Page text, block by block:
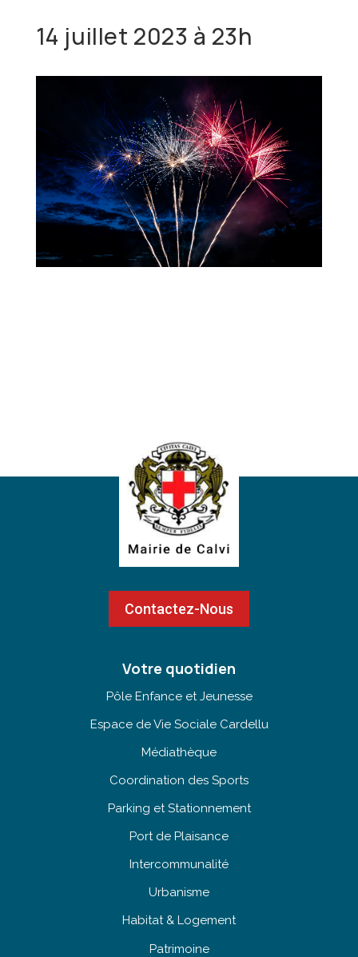
14 juillet 2023 à 23h
Contactez-Nous
Votre quotidien
Pôle Enfance et Jeunesse
Espace de Vie Sociale Cardellu
Médiathèque
Coordination des Sports
Parking et Stationnement
Port de Plaisance
Intercommunalité
Urbanisme
Habitat & Logement
Patrimoine